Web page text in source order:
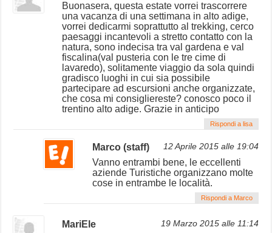
Buonasera, questa estate vorrei trascorrere
una vacanza di una settimana in alto adige,
vorrei dedicarmi soprattutto al trekking, cerco
paesaggi incantevoli a stretto contatto con la
natura, sono indecisa tra val gardena e val
fiscalina(val pusteria con le tre cime di
lavaredo), solitamente viaggio da sola quindi
gradisco luoghi in cui sia possibile
partecipare ad escursioni anche organizzate,
che cosa mi consigliereste? conosco poco il
trentino alto adige. Grazie in anticipo
Rispondi a lisa
Marco (staff) 12 Aprile 2015 alle 19:04
Vanno entrambi bene, le eccellenti
aziende Turistiche organizzano molte
cose in entrambe le località.
Rispondi a Marco
MariEle 19 Marzo 2015 alle 11:14